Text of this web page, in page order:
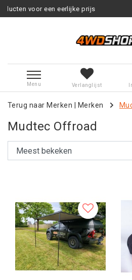
Menu Verlanglijst
Terug naar Merken Merken
Mudtec Offroad